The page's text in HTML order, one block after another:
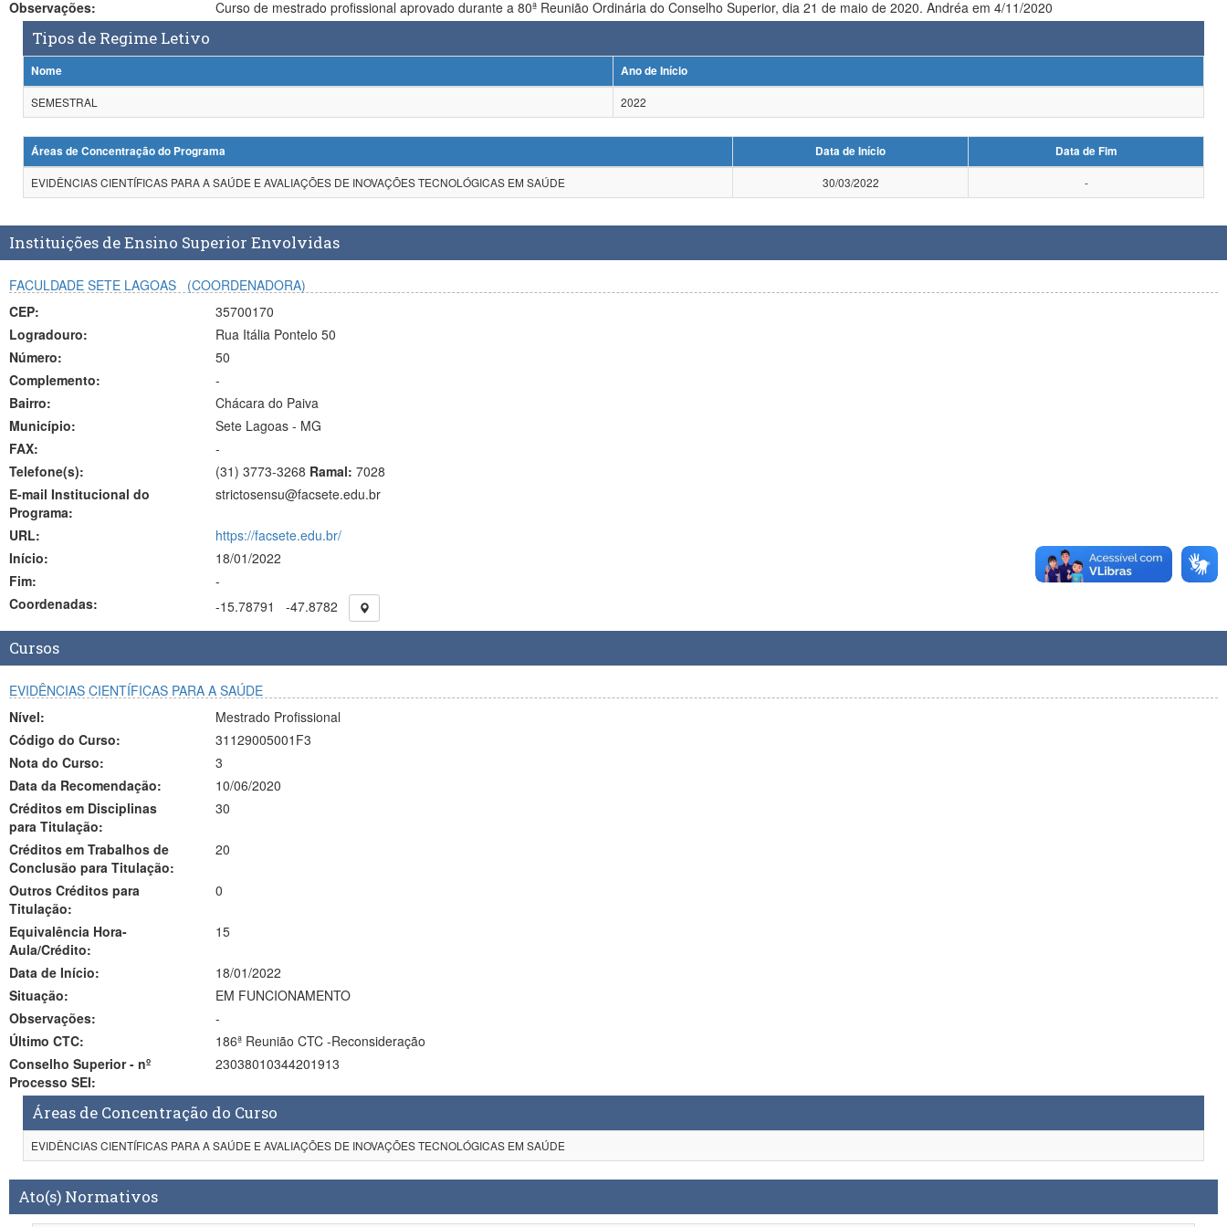
Observações:
Curso de mestrado profissional aprovado durante a 80ª Reunião Ordinária do Conselho Superior, dia 21 de maio de 2020. Andréa em 4/11/2020
Tipos de Regime Letivo
Nome
Ano de Início
SEMESTRAL
2022
Áreas de Concentração do Programa Data de Início
Data de Fim
EVIDÊNCIAS CIENTÍFICAS PARA A SAÚDE E AVALIAÇÕES DE INOVAÇÕES TECNOLÓGICAS EM SAÚDE
30/03/2022 -
Instituições de Ensino Superior Envolvidas
FACULDADE SETE LAGOAS
(COORDENADORA)
CEP:
35700170
Logradouro:
Rua Itália Pontelo 50
Número:
50
Complemento:
-
Bairro:
Chácara do Paiva
Município:
Sete Lagoas - MG
FAX:
-
Telefone(s):
(31) 3773-3268 Ramal: 7028
E-mail Institucional do
Programa:
strictosensu@facsete.edu.br
URL:
https://facsete.edu.br/
Início:
18/01/2022
Fim:
-
Coordenadas:
-15.78791 -47.8782
Cursos
EVIDÊNCIAS CIENTÍFICAS PARA A SAÚDE
Nível:
Mestrado Profissional
Código do Curso:
31129005001F3
Nota do Curso:
3
Data da Recomendação:
10/06/2020
Créditos em Disciplinas
para Titulação:
30
Créditos em Trabalhos de
Conclusão para Titulação:
20
Outros Créditos para
Titulação:
0
Equivalência Hora-
Aula/Crédito:
15
Data de Início:
18/01/2022
Situação:
EM FUNCIONAMENTO
Observações:
-
Último CTC:
186ª Reunião CTC -Reconsideração
Conselho Superior - nº
Processo SEI:
23038010344201913
Áreas de Concentração do Curso
EVIDÊNCIAS CIENTÍFICAS PARA A SAÚDE E AVALIAÇÕES DE INOVAÇÕES TECNOLÓGICAS EM SAÚDE
Ato(s) Normativos